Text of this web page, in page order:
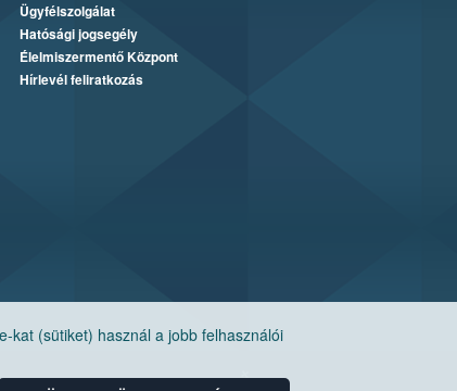
kat (sütiket) használ a jobb felhasználói
Ügyfélszolgálat
Hatósági jogsegély
Élelmiszermentő Központ
Hírlevél feliratkozás